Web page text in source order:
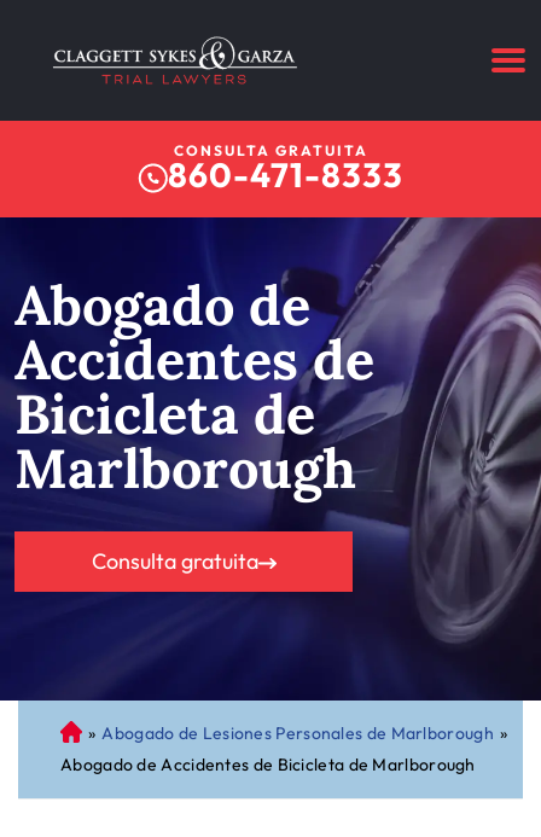
CONSULTA GRATUITA
860-471-8333
Abogado de
Accidentes de
Bicicleta de
Marlborough
Consulta gratuita
A
bo
ga
» Abogado de Lesiones Personales de Marlborough »
Abogado de Accidentes de Bicicleta de Marlborough